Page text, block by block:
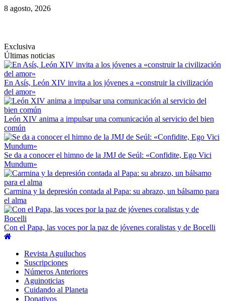
Saltar
8 agosto, 2026
Exclusiva
Últimas noticias
En Asís, León XIV invita a los jóvenes a «construir la civilización
del amor»
León XIV anima a impulsar una comunicación al servicio del bien
común
Se da a conocer el himno de la JMJ de Seúl: «Confidite, Ego Vici
Mundum»
Carmina y la depresión contada al Papa: su abrazo, un bálsamo para
el alma
Con el Papa, las voces por la paz de jóvenes coralistas y de Bocelli
Revista Aguiluchos
Suscripciones
Números Anteriores
Aguinoticias
Cuidando al Planeta
Donativos